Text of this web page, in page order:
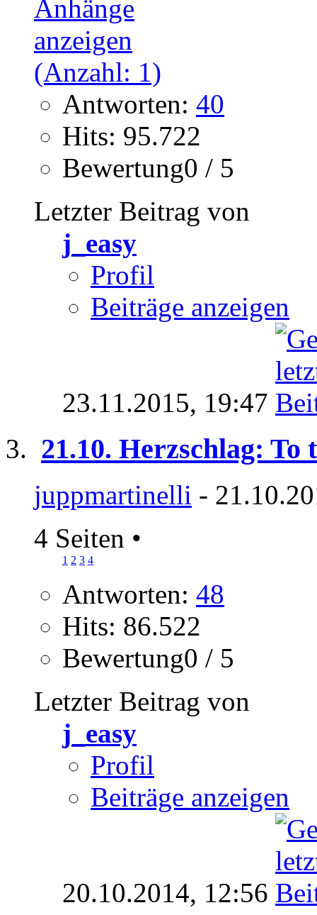
Antworten: 40
Hits: 95.722
Bewertung0 / 5
Letzter Beitrag von
j_easy
Profil
Beiträge anzeigen
23.11.2015, 19:47
21.10. Herzschlag: To
juppmartinelli -
4 Seiten •
1 2 3 4
Antworten: 48
Hits: 86.522
Bewertung0 / 5
Letzter Beitrag von
j_easy
Profil
Beiträge anzeigen
20.10.2014, 12:56